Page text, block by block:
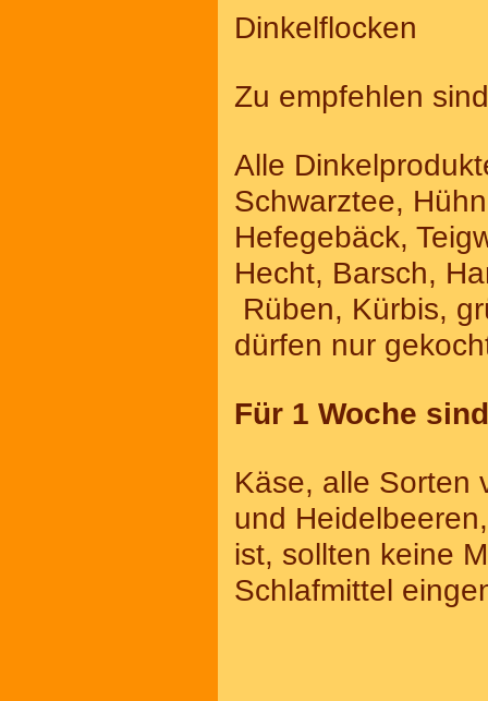
Dinkelflocken
Zu empfehlen
Alle
Schwarztee,
Hefegebäck,
Hecht, Barsch,
Rüben, Kürbis,
dürfen nur
Für 1 Woche
Käse, alle Sorten
und
ist, sollten keine
Schlafmittel